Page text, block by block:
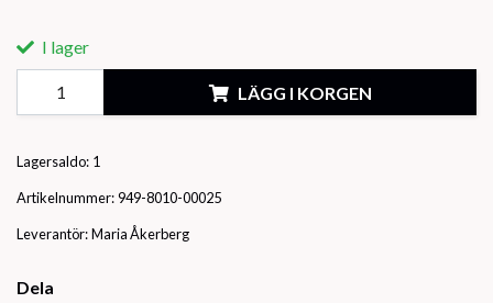
I lager
LÄGG I KORGEN
Lagersaldo: 1
Artikelnummer:949-8010-00025
Leverantör:Maria Åkerberg
Dela